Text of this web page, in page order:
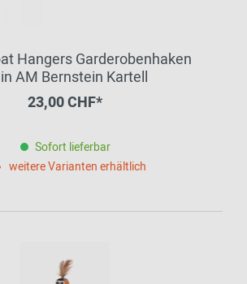
Hangers Garderobenhaken
AM Bernstein Kartell
23,00 CHF*
Sofort lieferbar
weitere Varianten erhältlich